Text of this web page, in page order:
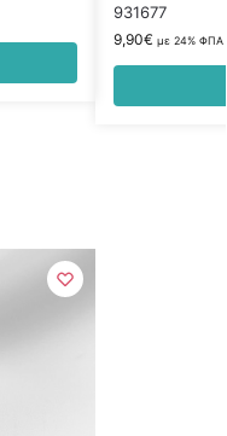
931677
9,90€ με 24% ΦΠΑ